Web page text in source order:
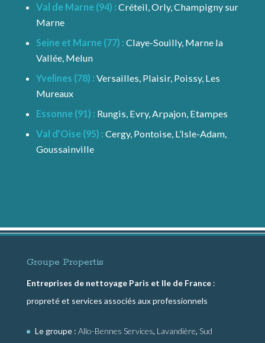
Val de Marne (94) : Créteil, Orly, Champigny sur
Marne
Seine et Marne (77) : Claye-Souilly, Marne la
Vallée, Melun
Yvelines (78) : Versailles, Plaisir, Poissy, Les
Mureaux
Essonne (91) : Rungis, Evry, Arpajon, Etampes
Val d’Oise (95) : Cergy, Pontoise, L’Isle-Adam,
Goussainville
Groupe Propertis
Entreprises de nettoyage Paris et Ile de France:
propreté et services associés aux professionnels
Le groupe : Allo-Bennes Services, Lavandière, Sud